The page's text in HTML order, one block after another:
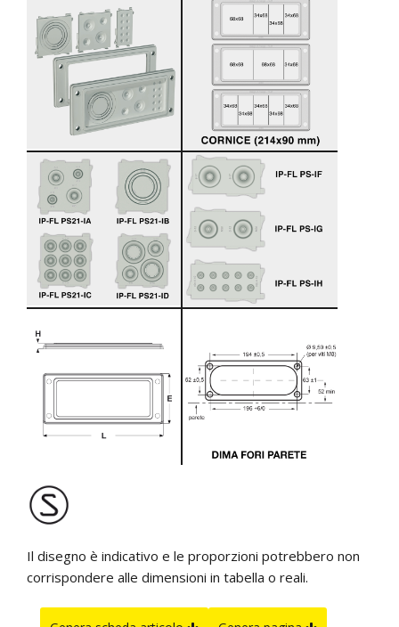
Il disegno è indicativo e le proporzioni potrebbero non
corrispondere alle dimensioni in tabella o reali.